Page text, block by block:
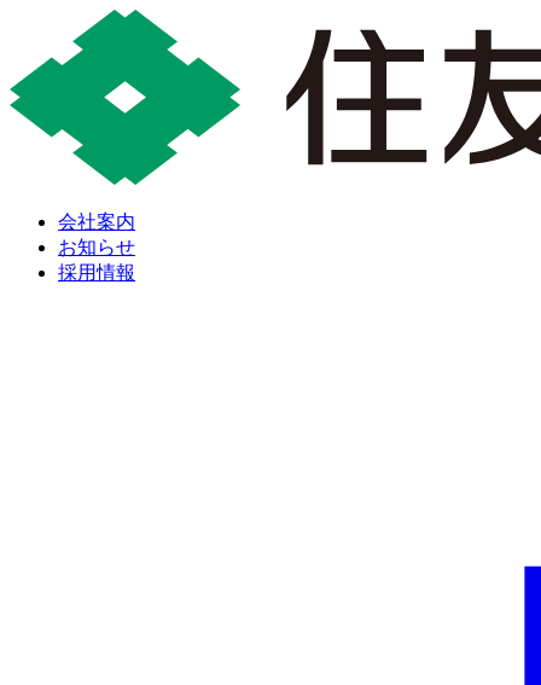
会社案内
お知らせ
採用情報